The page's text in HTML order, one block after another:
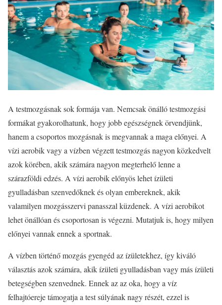
A testmozgásnak sok formája van. Nemcsak önálló testmozgási
formákat gyakorolhatunk, hogy jobb egészségnek örvendjünk,
hanem a csoportos mozgásnak is megvannak a maga előnyei. A
vízi aerobik vagy a vízben végzett testmozgás nagyon közkedvelt
azok körében, akik számára nagyon megterhelő lenne a
szárazföldi edzés. A vízi aerobik előnyös lehet ízületi
gyulladásban szenvedőknek és olyan embereknek, akik
valamilyen mozgásszervi panasszal küzdenek. A vízi aerobikot
lehet önállóan és csoportosan is végezni. Mutatjuk is, hogy milyen
előnyei vannak ennek a sportnak.
A vízben történő mozgás gyengéd az ízületekhez, így kiváló
választás azok számára, akik ízületi gyulladásban vagy más ízületi
betegségben szenvednek. Ennek az az oka, hogy a víz
felhajtóereje támogatja a test súlyának nagy részét, ezzel is